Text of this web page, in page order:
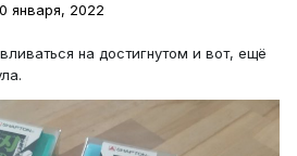
января, 2022
на достигнутом и вот, ещё